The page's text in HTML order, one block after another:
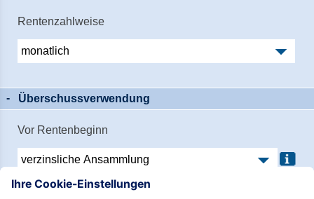
Rentenzahlweise
Überschussverwendung
Vor Rentenbeginn
Nach Rentenbeginn